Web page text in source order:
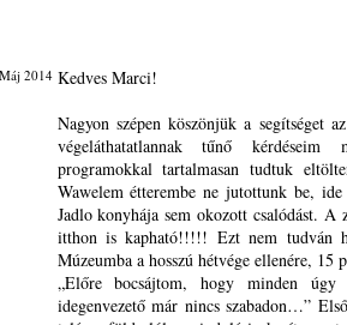
2014 Kedves Marci!
Nagyon szépen köszönjük a segítséget
végeláthatatlannak tűnő kérdéseim
programokkal tartalmasan tudtuk
Wawelem étterembe ne jutottunk be,
Jadlo konyhája sem okozott csalódást.
itthon is kapható!!!!! Ezt nem tudván
Múzeumba a hosszú hétvége ellenére, 15
„Előre bocsájtom, hogy minden
idegenvezető már nincs szabadon…”